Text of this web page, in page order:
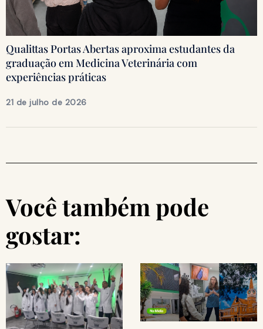
Qualittas Portas Abertas aproxima estudantes da
graduação em Medicina Veterinária com
experiências práticas
21 de julho de 2026
Você também pode
gostar: